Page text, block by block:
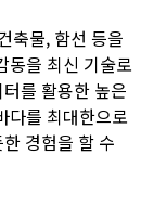
축물, 함선 등을
동을 최신 기술로
를 활용한 높은
다를 최대한으로
경험을 할 수